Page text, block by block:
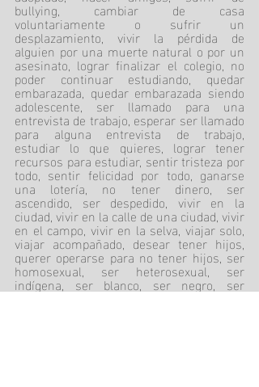
bullying, cambiar de casa
voluntariamente o sufrir un
desplazamiento, vivir la pérdida de
alguien por una muerte natural o por un
asesinato, lograr finalizar el colegio, no
poder continuar estudiando, quedar
embarazada, quedar embarazada siendo
adolescente, ser llamado para una
entrevista de trabajo, esperar ser llamado
para alguna entrevista de trabajo,
estudiar lo que quieres, lograr tener
recursos para estudiar, sentir tristeza por
todo, sentir felicidad por todo, ganarse
una lotería, no tener dinero, ser
ascendido, ser despedido, vivir en la
ciudad, vivir en la calle de una ciudad, vivir
en el campo, vivir en la selva, viajar solo,
viajar acompañado, desear tener hijos,
querer operarse para no tener hijos, ser
homosexual, ser heterosexual, ser
indígena, ser blanco, ser negro, ser
hombre, ser mujer.